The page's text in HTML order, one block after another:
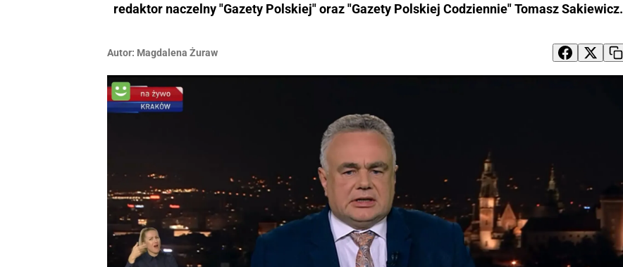
redaktor naczelny "Gazety Polskiej" oraz "Gazety Polskiej Codziennie" Tomasz Sakiewicz.
Autor: Magdalena Żuraw